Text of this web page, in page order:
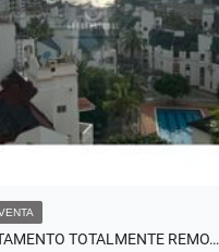
TOTALMENTE REMO…